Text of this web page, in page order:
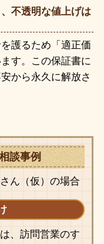
不透明な値上げは
護るため「適正価
す。この保証書に
から永久に解放さ
談事例
ん（仮）の場合
、訪問営業のす